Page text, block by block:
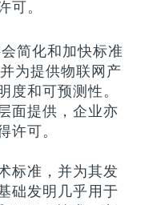
可。
简化和加快标准
为提供物联网产
度和可预测性。
面提供，企业亦
许可。
标准，并为其发
础发明几乎用于